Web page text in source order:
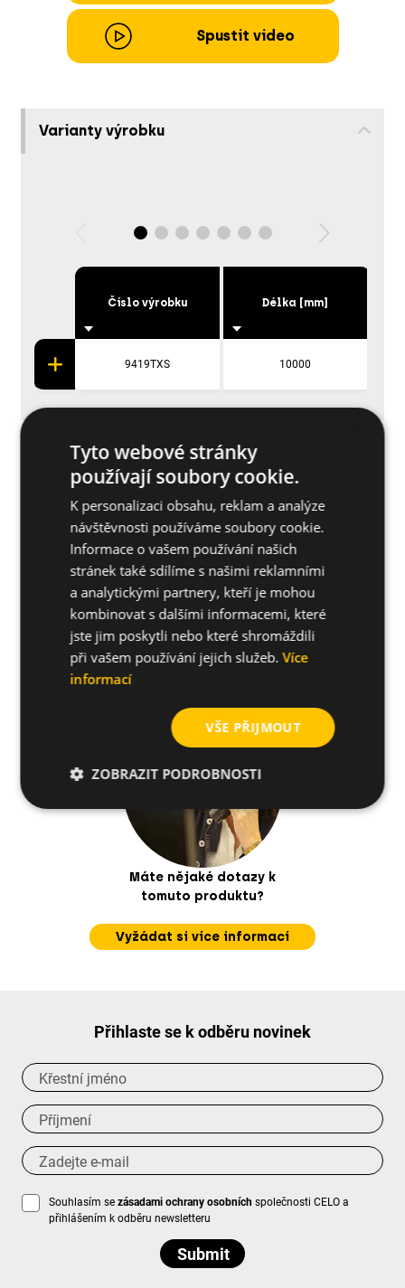
Spustit video
Varianty výrobku
Číslo výrobku
9419TXS
Délka [mm]
10000
Aplikace
Další specifikace
Související produkty
Užitečné tipy
Máte nějaké dotazy k
tomuto produktu?
Vyžádat si více informací
Přihlaste se k odběru novinek
Souhlasím se zásadami ochrany osobních společnosti CELO a
přihlášením k odběru newsletteru
Tyto webové stránky
používají soubory cookie.
K personalizaci obsahu, reklam a analýze
návštěvnosti používáme soubory cookie.
Informace o vašem používání našich
stránek také sdílíme s našimi reklamními
a analytickými partnery, kteří je mohou
kombinovat s dalšími informacemi, které
jste jim poskytli nebo které shromáždili
při vašem používání jejich služeb.Více
informací
VŠE PŘIJMOUT
ZOBRAZIT PODROBNOSTI